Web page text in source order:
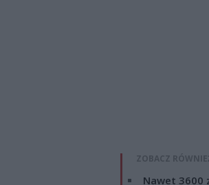
ZOBACZ
Nawet 3600